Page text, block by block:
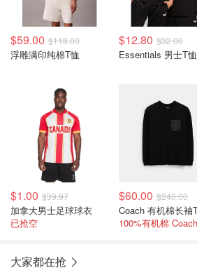
$59.00 $118.00
浮雕满印纯棉T恤
$12.80 $32.00
Essentials 男士T恤
$1.00 $39.97
加拿大男士足球球衣
已抢空
$60.00 $240.00
大家都在抢